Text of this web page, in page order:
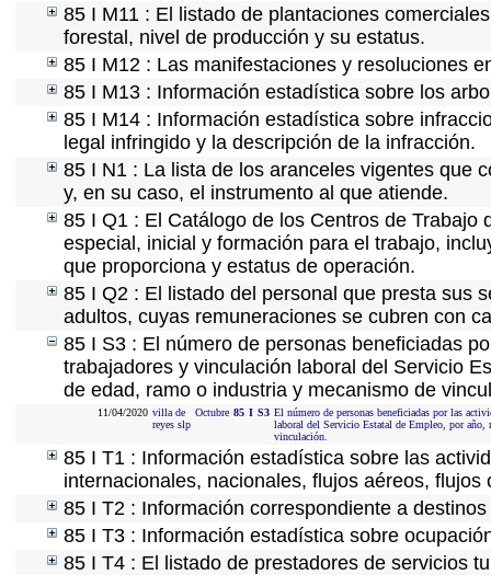
85 I M11 : El listado de plantaciones
forestal, nivel de producción y su estatus.
85 I M12 : Las manifestaciones y resoluciones
85 I M13 : Información estadística sobre los
85 I M14 : Información estadística sobre
legal infringido y la descripción de la infracción.
85 I N1 : La lista de los aranceles vigentes que
y, en su caso, el instrumento al que atiende.
85 I Q1 : El Catálogo de los Centros de
especial, inicial y formación para el trabajo,
que proporciona y estatus de operación.
85 I Q2 : El listado del personal que presta sus
adultos, cuyas remuneraciones se cubren con
85 I S3 : El número de personas beneficiadas
trabajadores y vinculación laboral del Servicio
de edad, ramo o industria y mecanismo de
11/04/2020 villa de
reyes slp
Octubre 85 I S3 El número de personas beneficiadas por las
laboral del Servicio Estatal de Empleo, por
vinculación.
85 I T1 : Información estadística sobre las
internacionales, nacionales, flujos aéreos, flujos
85 I T2 : Información correspondiente a
85 I T3 : Información estadística sobre
85 I T4 : El listado de prestadores de servicios